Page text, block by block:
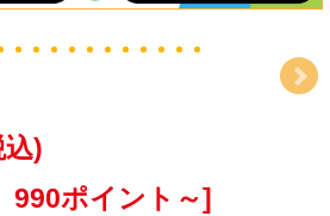
込)
ポイント～]